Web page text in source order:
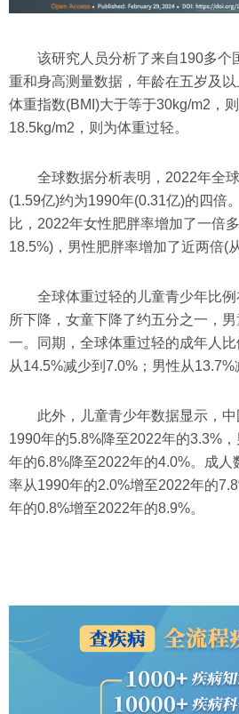
该研究人员分析了来自190多个
重和身高测量数据，年龄在五岁及
体重指数(BMI)大于等于30kg/m2，
18.5kg/m2，则为体重过轻。
全球数据分析表明，2022年全
(1.59亿)约为1990年(0.31亿)的四倍
比，2022年女性肥胖率增加了一倍
18.5%)，男性肥胖率增加了近两倍(
全球体重过轻的儿童青少年比
所下降，女童下降了约五分之一，
一。同期，全球体重过轻的成年人
从14.5%减少到7.0%；男性从13.7%
此外，儿童青少年数据显示，
1990年的5.8%降至2022年的3.3%
年的6.8%降至2022年的4.0%。成
率从1990年的2.0%增至2022年的
年的0.8%增至2022年的8.9%。